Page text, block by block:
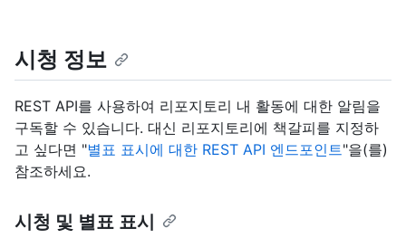
시청 정보
REST API를 사용하여 리포지토리 내 활동에 대한 알림을
구독할 수 있습니다. 대신 리포지토리에 책갈피를 지정하
고 싶다면 "별표 표시에 대한 REST API 엔드포인트"을(를)
참조하세요.
시청 및 별표 표시